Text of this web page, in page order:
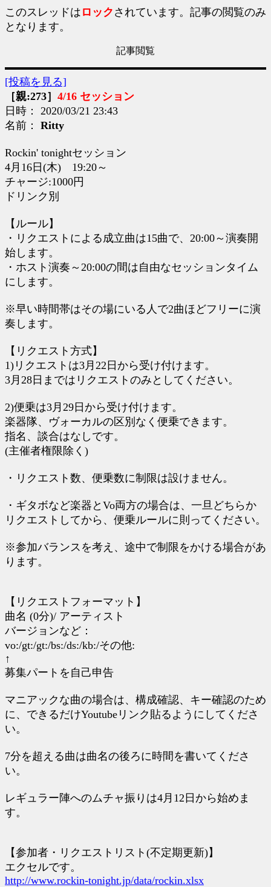
このスレッドは ロック されています。記事の閲覧のみ
となります。
記事閲覧
[投稿を見る]
［親:273］ 4/16 セッション
日時： 2020/03/21 23:43
名前： Ritty
Rockin' tonightセッション
4月16日(木) 19:20～
チャージ:1000円
ドリンク別
【ルール】
・リクエストによる成立曲は15曲で、20:00～演奏開
始します。
・ホスト演奏～20:00の間は自由なセッションタイム
にします。
※早い時間帯はその場にいる人で2曲ほどフリーに演
奏します。
【リクエスト方式】
1)リクエストは3月22日から受け付けます。
3月28日まではリクエストのみとしてください。
2)便乗は3月29日から受け付けます。
楽器隊、ヴォーカルの区別なく便乗できます。
指名、談合はなしです。
(主催者権限除く)
・リクエスト数、便乗数に制限は設けません。
・ギタボなど楽器とVo両方の場合は、一旦どちらか
リクエストしてから、便乗ルールに則ってください。
※参加バランスを考え、途中で制限をかける場合があ
ります。
【リクエストフォーマット】
曲名 (0分)/ アーティスト
バージョンなど：
vo:/gt:/gt:/bs:/ds:/kb:/その他:
↑
募集パートを自己申告
マニアックな曲の場合は、構成確認、キー確認のため
に、できるだけYoutubeリンク貼るようにしてくださ
い。
7分を超える曲は曲名の後ろに時間を書いてくださ
い。
レギュラー陣へのムチャ振りは4月12日から始めま
す。
【参加者・リクエストリスト(不定期更新)】
エクセルです。
http://www.rockin-tonight.jp/data/rockin.xlsx